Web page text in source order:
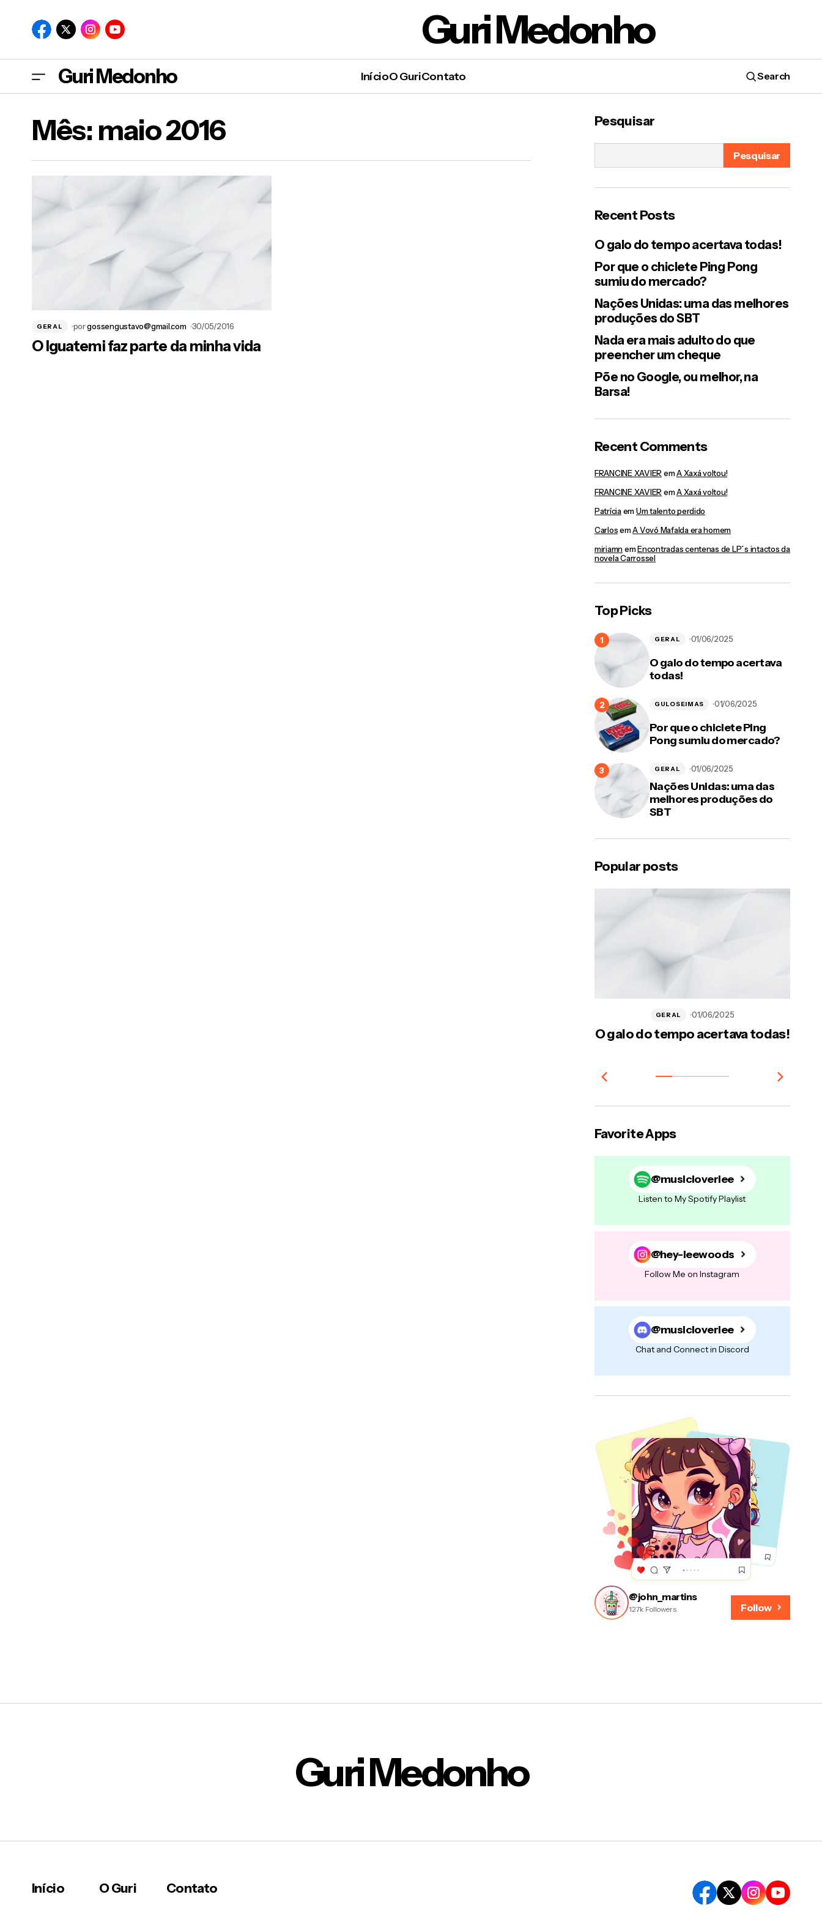
Guri Medonho
Guri Medonho InícioO GuriContato Search
Mês:maio 2016
GERAL porgossengustavo@gmail.com 30/05/2016
O Iguatemi faz parte da minha vida
Pesquisar
Pesquisar
Recent Posts
O galo do tempo acertava todas!
Por que o chiclete Ping Pong
sumiu do mercado?
Nações Unidas: uma das melhores
produções do SBT
Nada era mais adulto do que
preencher um cheque
Põe no Google, ou melhor, na
Barsa!
Recent Comments
FRANCINE XAVIER emA Xaxá voltou!
FRANCINE XAVIER emA Xaxá voltou!
PatríciaemUm talento perdido
CarlosemA Vovó Mafalda era homem
miriamnemEncontradas centenas de LP´s intactos da
novela Carrossel
Top Picks
O galo do tempo acertava
todas!
GERAL 01/06/2025
Por que o chiclete Ping
Pong sumiu do mercado?
GULOSEIMAS 01/06/2025
Nações Unidas: uma das
melhores produções do
SBT
GERAL 01/06/2025
Popular posts
O galo do tempo acertava todas!
GERAL 01/06/2025
Favorite Apps
@musicloverlee
Listen to My Spotify Playlist
@hey-leewoods
Follow Me on Instagram
@musicloverlee
Chat and Connect in Discord
@john_martins
127k Followers Follow
Guri Medonho
Início O Guri Contato